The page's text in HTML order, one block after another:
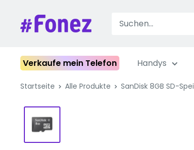
Inhalt
springen
Fonez
Verkaufe mein Telefon Handys
Startseite Alle Produkte SanDisk 8GB SD-